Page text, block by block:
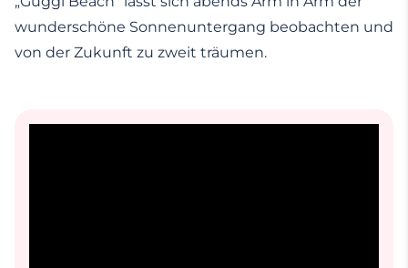
wunderschöne Sonnenuntergang beobachten und
von der Zukunft zu zweit träumen.